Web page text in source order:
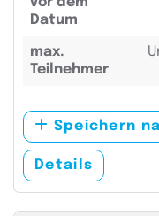
Datum
max.
Teilnehmer
Speichern
Details